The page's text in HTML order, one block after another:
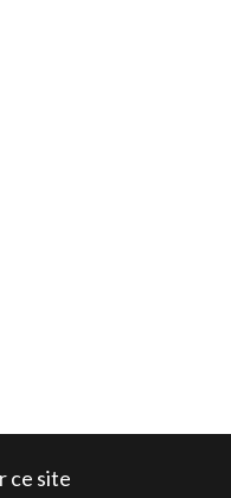
ce site